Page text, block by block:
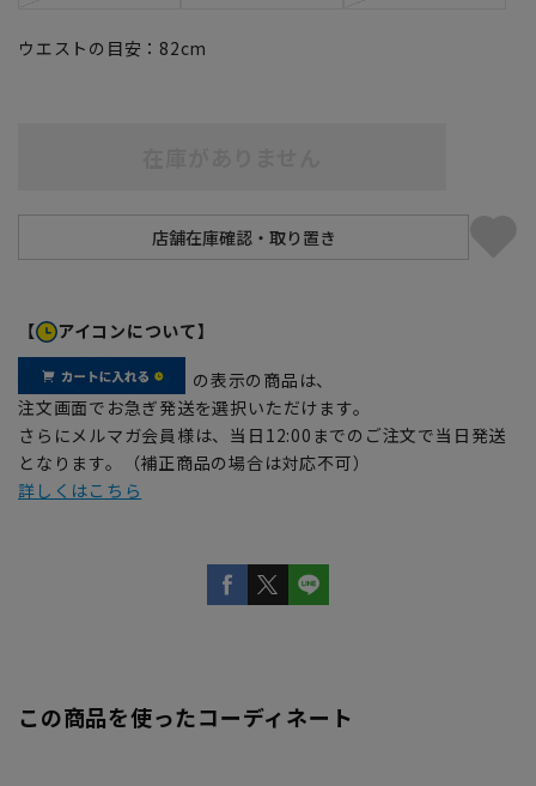
ウエストの目安： 82cm
【 アイコンについて】
の表示の商品は、
注文画面でお急ぎ発送を選択いただけます。
さらにメルマガ会員様は、当日12:00までのご注文で当日発送
となります。（補正商品の場合は対応不可）
詳しくはこちら
この商品を使ったコーディネート